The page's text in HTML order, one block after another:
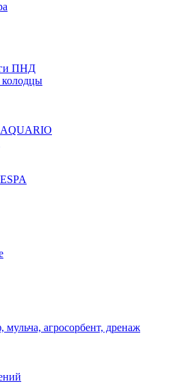
ПНД
колодцы
AQUARIO
агросорбент, дренаж